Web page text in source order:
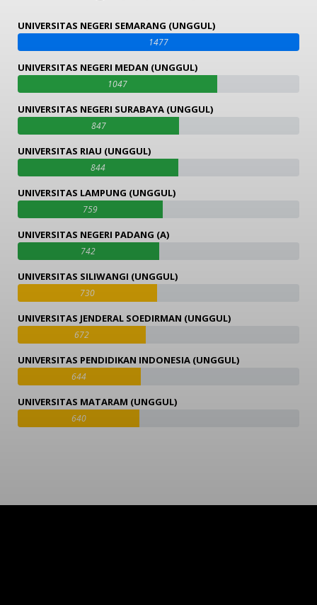
UNIVERSITAS NEGERI SEMARANG (UNGGUL)
1477
UNIVERSITAS NEGERI MEDAN (UNGGUL)
1047
UNIVERSITAS NEGERI SURABAYA (UNGGUL)
847
UNIVERSITAS RIAU (UNGGUL)
844
UNIVERSITAS LAMPUNG (UNGGUL)
759
UNIVERSITAS NEGERI PADANG (A)
742
UNIVERSITAS SILIWANGI (UNGGUL)
730
UNIVERSITAS JENDERAL SOEDIRMAN (UNGGUL)
672
UNIVERSITAS PENDIDIKAN INDONESIA (UNGGUL)
644
UNIVERSITAS MATARAM (UNGGUL)
640